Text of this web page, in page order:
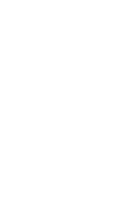
Derrota
Navarro
— 101